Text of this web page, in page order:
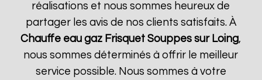
réalisations et nous sommes heureux de
partager les avis de nos clients satisfaits. À
Chauffe eau gaz Frisquet Souppes sur Loing,
nous sommes déterminés à offrir le meilleur
service possible. Nous sommes à votre